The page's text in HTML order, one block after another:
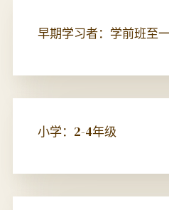
早期学习者：学前班至
小学：2-4年级